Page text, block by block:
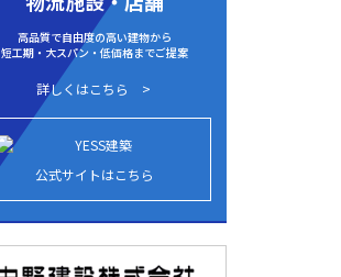
高品質で自由度の高い建物から
短工期・大スパン・低価格までご提案
詳しくはこちら
公式サイトはこちら